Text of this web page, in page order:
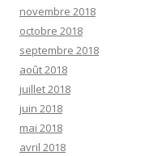
novembre 2018
octobre 2018
septembre 2018
août 2018
juillet 2018
juin 2018
mai 2018
avril 2018